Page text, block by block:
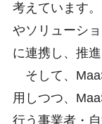
考えています
やソリューシ
に連携し、推
そして、
用しつつ、
行う事業者・